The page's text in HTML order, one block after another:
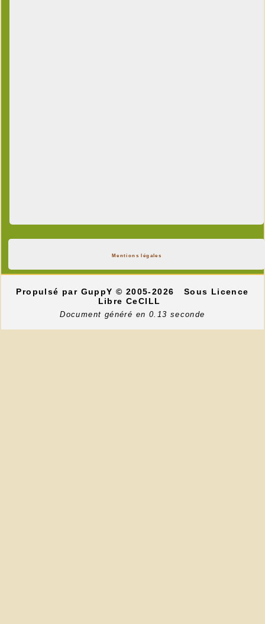
Mentions légales
Propulsé par GuppY© 2005-2026
Sous Licence
Libre CeCILL
Document généré en 0.13 seconde